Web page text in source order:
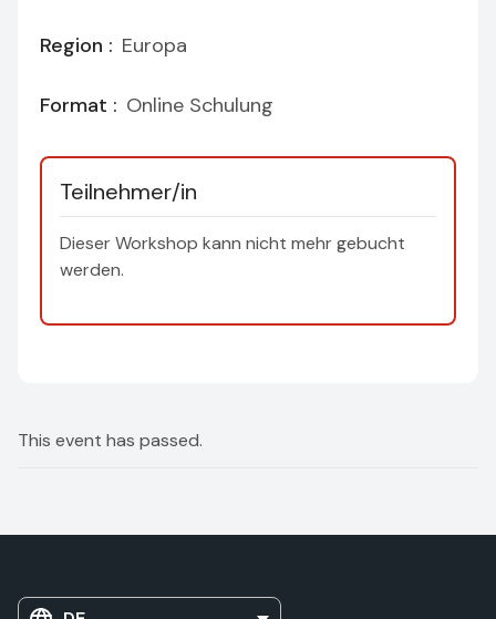
Region : Europa
Format : Online Schulung
Teilnehmer/in
Dieser Workshop kann nicht mehr gebucht
werden.
This event has passed.